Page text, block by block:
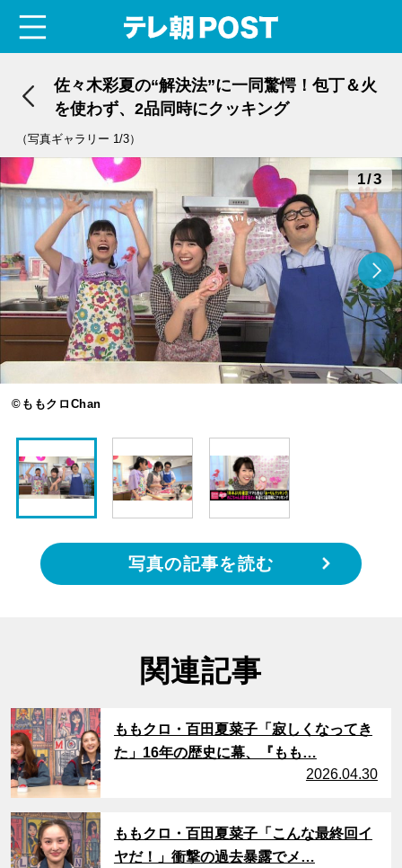
佐々木彩夏の“解決法”に一同驚愕！包丁＆火
を使わず、2品同時にクッキング
（写真ギャラリー 1/3）
1/3
©ももクロChan
写真の記事を読む
関連記事
サムネイル
ももクロ・百田夏菜子「寂しくなってき
た」16年の歴史に幕、『もも…
2026.04.30
サムネイル
ももクロ・百田夏菜子「こんな最終回イ
ヤだ！」衝撃の過去暴露でメ…